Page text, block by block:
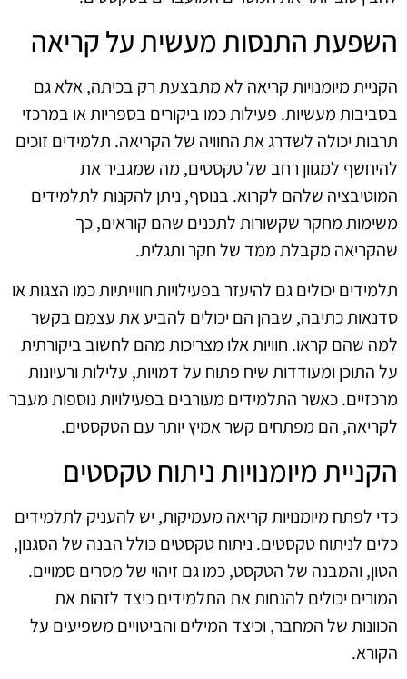
השפעת התנסות מעשית על קריאה
הקניית מיומנויות קריאה לא מתבצעת רק בכיתה, אלא גם
בסביבות מעשיות. פעילות כמו ביקורים בספריות או במרכזי
תרבות יכולה לשדרג את החוויה של הקריאה. תלמידים זוכים
להיחשף למגוון רחב של טקסטים, מה שמגביר את
המוטיבציה שלהם לקרוא. בנוסף, ניתן להקנות לתלמידים
משימות מחקר שקשורות לתכנים שהם קוראים, כך
שהקריאה מקבלת ממד של חקר ותגלית.
תלמידים יכולים גם להיעזר בפעילויות חווייתיות כמו הצגות או
סדנאות כתיבה, שבהן הם יכולים להביע את עצמם בקשר
למה שהם קראו. חוויות אלו מצריכות מהם לחשוב ביקורתית
על התוכן ומעודדות שיח פתוח על דמויות, עלילות ורעיונות
מרכזיים. כאשר התלמידים מעורבים בפעילויות נוספות מעבר
לקריאה, הם מפתחים קשר אמיץ יותר עם הטקסטים.
הקניית מיומנויות ניתוח טקסטים
כדי לפתח מיומנויות קריאה מעמיקות, יש להעניק לתלמידים
כלים לניתוח טקסטים. ניתוח טקסטים כולל הבנה של הסגנון,
הטון, והמבנה של הטקסט, כמו גם זיהוי של מסרים סמויים.
המורים יכולים להנחות את התלמידים כיצד לזהות את
הכוונות של המחבר, וכיצד המילים והביטויים משפיעים על
הקורא.